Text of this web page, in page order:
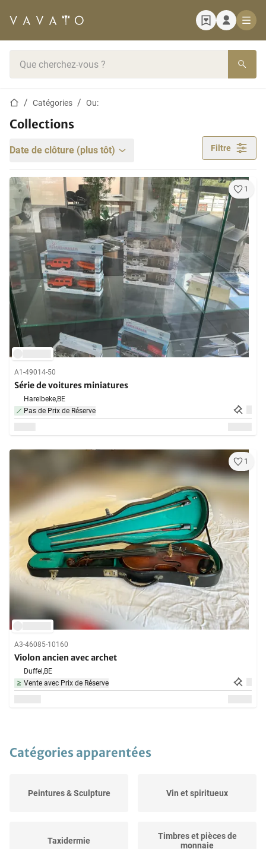
Page d'accueil
Catégories Ou:
Collections
Date de clôture (plus tôt) Filtre
1
A1-49014-50
Série de voitures miniatures
Harelbeke,BE
Pas de Prix de Réserve
1
A3-46085-10160
Violon ancien avec archet
Duffel,BE
Vente avec Prix de Réserve
Catégories apparentées
Peintures & Sculpture Vin et spiritueux
Taxidermie
Timbres et pièces de
monnaie